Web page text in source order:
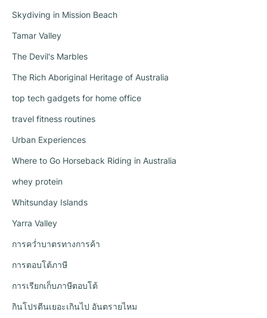
Skydiving in Mission Beach
Tamar Valley
The Devil's Marbles
The Rich Aboriginal Heritage of Australia
top tech gadgets for home office
travel fitness routines
Urban Experiences
Where to Go Horseback Riding in Australia
whey protein
Whitsunday Islands
Yarra Valley
การคว่ำบาตรทางการค้า
การตอบโต้ภาษี
การเรียกเก็บภาษีตอบโต้
กินโปรตีนเยอะเกินไป อันตรายไหม